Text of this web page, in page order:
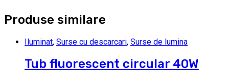
Produse similare
Iluminat, Surse cu descarcari, Surse de lumina
Tub fluorescent circular 40W